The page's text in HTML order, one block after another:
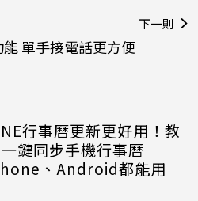
下一則
單手接電話更方便
行事曆更新更好用！教
鍵同步手機行事曆
、Android都能用